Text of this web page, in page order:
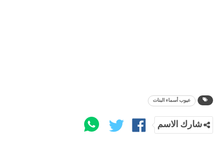
عيوب أسماء البنات
شارك الاسم